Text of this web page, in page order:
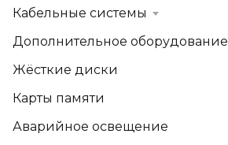
Кабельные системы
Дополнительное оборудование
Жёсткие диски
Карты памяти
Аварийное освещение